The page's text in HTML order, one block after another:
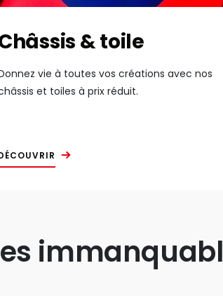
& toile
vie à toutes vos créations avec nos
et toiles à prix réduit.